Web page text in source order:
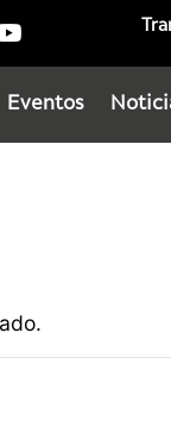
Eventos